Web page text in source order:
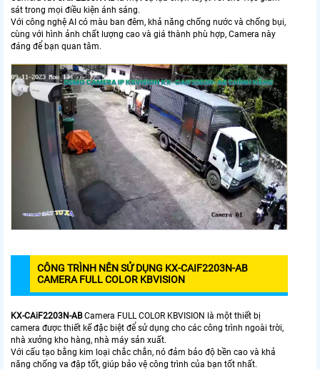
sát trong mọi điều kiện ánh sáng.
Với công nghệ AI có màu ban đêm, khả năng chống nước và chống bụi,
cùng với hình ảnh chất lượng cao và giá thành phù hợp, Camera này
đáng để bạn quan tâm.
CÔNG TRÌNH NÊN SỬ DỤNG KX-CAIF2203N-AB
CAMERA FULL COLOR KBVISION
KX-CAiF2203N-ABCamera FULL COLOR KBVISION là một thiết bị
camera được thiết kế đặc biệt để sử dụng cho các công trình ngoài trời,
nhà xưởng kho hàng, nhà máy sản xuất.
Với cấu tạo bằng kim loại chắc chắn, nó đảm bảo độ bền cao và khả
năng chống va đập tốt, giúp bảo vệ công trình của bạn tốt nhất.